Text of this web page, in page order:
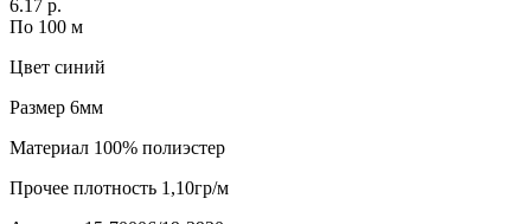
6.17 р.
По 100 м
Цвет синий
Размер 6мм
Материал 100% полиэстер
Прочее плотность 1,10гр/м